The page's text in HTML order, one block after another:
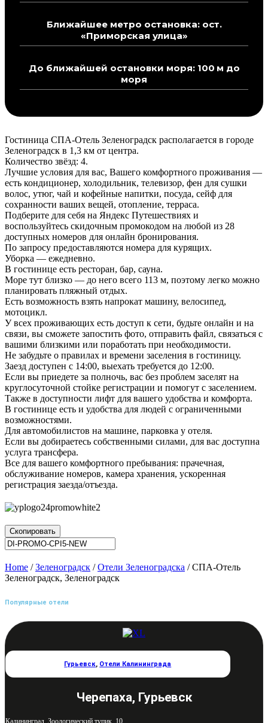
Ближайшее метро остановка: ост.
«Приморская улица»
До ближайшей остановки моря: 100 м до
моря
Гостиница СПА-Отель Зеленоградск располагается в городе
Зеленоградск в 1,3 км от центра.
Количество звёзд: 4.
Лучшие условия для вас, Вашего комфортного проживания —
есть кондиционер, холодильник, телевизор, фен для сушки
волос, утюг, чай и кофейные напитки, посуда, сейф для
сохранности ваших вещей, отопление, терраса.
Подберите для себя на Яндекс Путешествиях и
воспользуйтесь скидочным промокодом на любой из 28
доступных номеров для онлайн бронирования.
По запросу предоставляются номера для курящих.
Уборка — ежедневно.
В гостинице есть ресторан, бар, сауна.
Море тут близко — до него всего 113 м, поэтому легко можно
планировать пляжный отдых.
Есть возможность взять напрокат машину, велосипед,
мотоцикл.
У всех проживающих есть доступ к сети, будьте онлайн и на
связи, вы сможете запостить фото, отправить файл, связаться с
вашими близкими или поработать при необходимости.
Не забудьте о правилах и времени заселения в гостиницу.
Заезд доступен с 14:00, выехать требуется до 12:00.
Если вы приедете за полночь, вас без проблем заселят на
круглосуточной стойке регистрации и помогут с заселением.
Также в доступности лифт для вашего удобства и комфорта.
В гостинице есть и удобства для людей с ограниченными
возможностями.
Для автомобилистов на машине, парковка у отеля.
Если вы добираетесь собственными силами, для вас доступна
услуга трансфера.
Все для вашего комфортного пребывания: прачечная,
обслуживание номеров, камера хранения, ускоренная
регистрация заезда/отъезда.
Скопировать
Home /Зеленоградск /Отели Зеленоградска / СПА-Отель
Зеленоградск, Зеленоградск
Популярные отели
Гурьевск, Отели Калининграда
Черепаха, Гурьевск
Калининград, Зоологический тупик, 10